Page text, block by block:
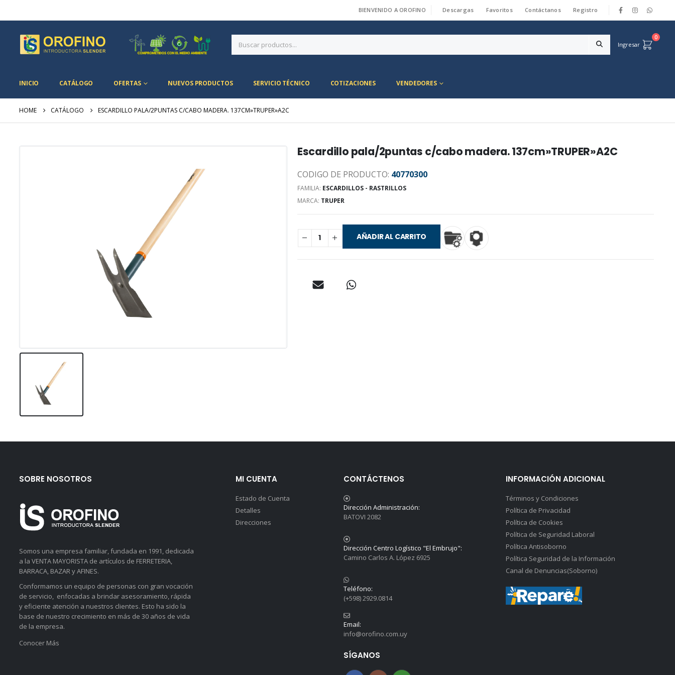
BIENVENIDO A OROFINO Descargas Favoritos Contáctanos Registro
Ingresar
0
INICIO CATÁLOGO OFERTAS NUEVOS PRODUCTOS SERVICIO TÉCNICO COTIZACIONES VENDEDORES
HOME CATÁLOGO ESCARDILLO PALA/2PUNTAS C/CABO MADERA. 137CM»TRUPER»A2C
Escardillo pala/2puntas c/cabo madera. 137cm»TRUPER»A2C
CODIGO DE PRODUCTO: 40770300
FAMILIA: ESCARDILLOS - RASTRILLOS
MARCA: TRUPER
AÑADIR AL CARRITO
SOBRE NOSOTROS
Somos una empresa familiar, fundada en 1991, dedicada
a la VENTA MAYORISTA de artículos de FERRETERIA,
BARRACA, BAZAR y AFINES.
Conformamos un equipo de personas con gran vocación
de servicio, enfocadas a brindar asesoramiento, rápida
y eficiente atención a nuestros clientes. Esto ha sido la
base de nuestro crecimiento en más de 30 años de vida
de la empresa.
Conocer Más
MI CUENTA
Estado de Cuenta
Detalles
Direcciones
CONTÁCTENOS
Dirección Administración:
BATOVI 2082
Dirección Centro Logístico "El Embrujo":
Camino Carlos A. López 6925
Teléfono:
(+598) 2929.0814
Email:
info@orofino.com.uy
SÍGANOS
INFORMACIÓN ADICIONAL
Términos y Condiciones
Política de Privacidad
Política de Cookies
Política de Seguridad Laboral
Política Antisoborno
Política Seguridad de la Información
Canal de Denuncias(Soborno)